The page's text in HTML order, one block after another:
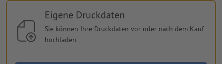
Eigene Druckdaten
Sie können Ihre Druckdaten vor oder nach dem Kauf
hochladen.